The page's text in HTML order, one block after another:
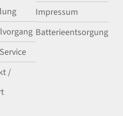
/
Impressum
Batterieentsorgung